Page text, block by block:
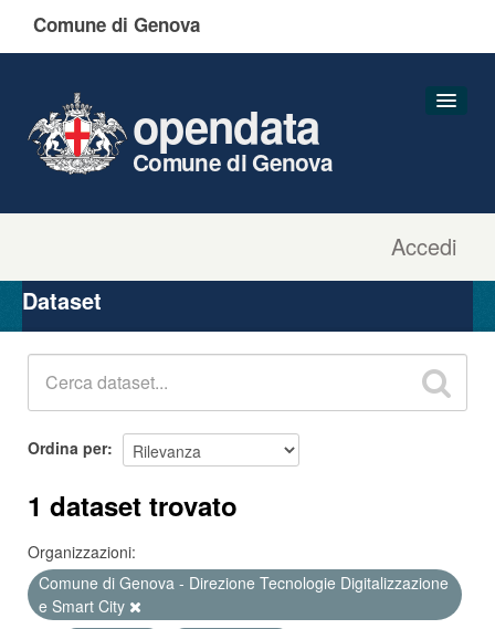
Comune di Genova
Accedi
opendata
Comune di Genova
Organizzazioni
Gruppi
Dataset
Ordina per
1 dataset trovato
Organizzazioni:
Comune di Genova - Direzione Tecnologie Digitalizzazione
e Smart City